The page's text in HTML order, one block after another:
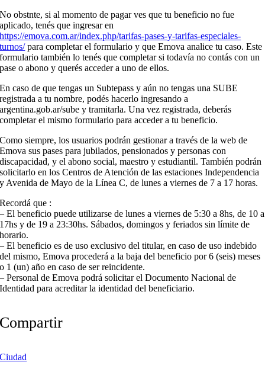
No obstnte, si al momento de pagar ves que tu beneficio no fue
aplicado, tenés que ingresar en
https://emova.com.ar/index.php/tarifas-pases-y-tarifas-especiales-
turnos/para completar el formulario y que Emova analice tu caso. Este
formulario también lo tenés que completar si todavía no contás con un
pase o abono y querés acceder a uno de ellos.
En caso de que tengas un Subtepass y aún no tengas una SUBE
registrada a tu nombre, podés hacerlo ingresando a
argentina.gob.ar/sube y tramitarla. Una vez registrada, deberás
completar el mismo formulario para acceder a tu beneficio.
Como siempre, los usuarios podrán gestionar a través de la web de
Emova sus pases para jubilados, pensionados y personas con
discapacidad, y el abono social, maestro y estudiantil. También podrán
solicitarlo en los Centros de Atención de las estaciones Independencia
y Avenida de Mayo de la Línea C, de lunes a viernes de 7 a 17 horas.
Recordá que :
– El beneficio puede utilizarse de lunes a viernes de 5:30 a 8hs, de 10 a
17hs y de 19 a 23:30hs. Sábados, domingos y feriados sin límite de
horario.
– El beneficio es de uso exclusivo del titular, en caso de uso indebido
del mismo, Emova procederá a la baja del beneficio por 6 (seis) meses
o 1 (un) año en caso de ser reincidente.
– Personal de Emova podrá solicitar el Documento Nacional de
Identidad para acreditar la identidad del beneficiario.
Compartir
Ciudad